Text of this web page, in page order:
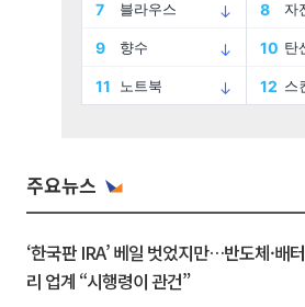
주요뉴스
‘한국판 IRA’ 베일 벗었지만…반도체·배터
리 업계 “시행령이 관건”